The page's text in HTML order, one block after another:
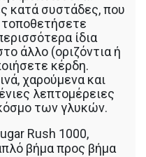
κατά συστάδες, που
τοποθετήσετε
ίδια
άλλο (οριζόντια ή
κέρδη.
χαρούμενα και
λεπτομέρειες
των γλυκών.
Rush 1000,
βήμα προς βήμα